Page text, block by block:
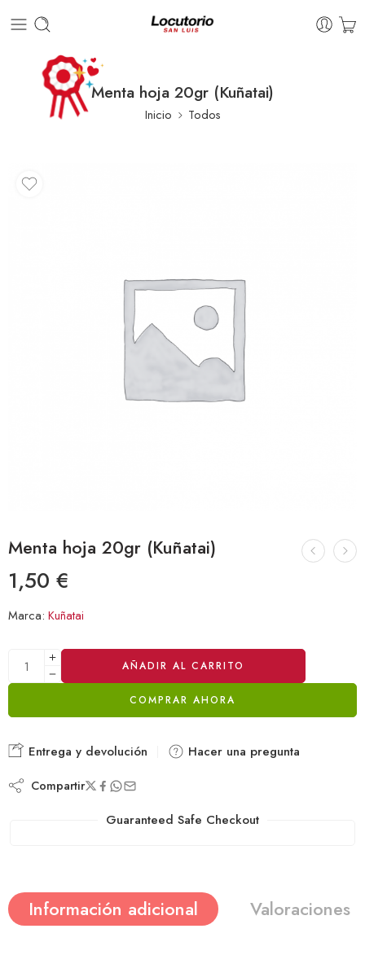
Menta hoja 20gr (Kuñatai)
Inicio Todos
Menta hoja 20gr (Kuñatai)
1,50 €
Marca: Kuñatai
AÑADIR AL CARRITO
COMPRAR AHORA
Alternative:
Entrega y devolución Hacer una pregunta
Compartir
Guaranteed Safe Checkout
Información adicional Valoraciones